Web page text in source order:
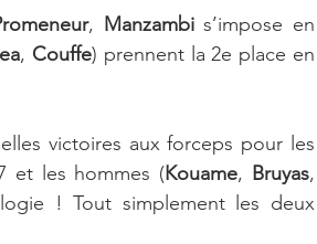
, Manzambi s’impose en
, Couffe) prennent la 2e place en
victoires aux forceps pour les
et les hommes (Kouame, Bruyas
! Tout simplement les deux